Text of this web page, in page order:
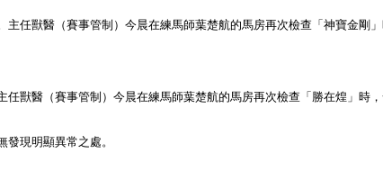
任獸醫（賽事管制）今晨在練馬師葉楚航的馬房再次檢查「神寶金剛
獸醫（賽事管制）今晨在練馬師葉楚航的馬房再次檢查「勝在煌」時
現明顯異常之處。